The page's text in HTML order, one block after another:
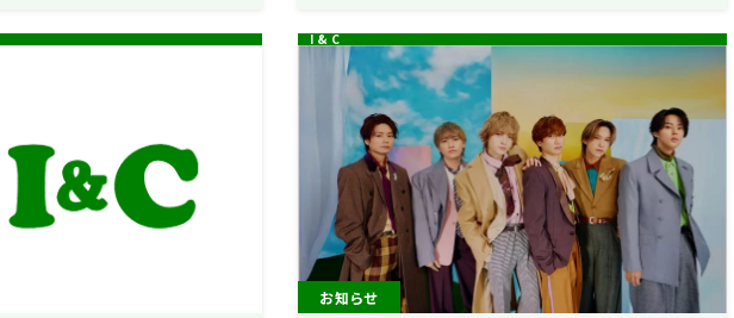
お知らせ